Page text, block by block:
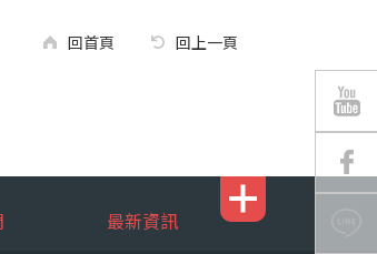
能延後、提供未完整或
回首頁 回上一頁
最新資訊